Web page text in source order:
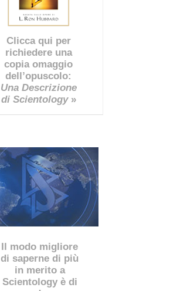
Clicca qui per
richiedere una
copia omaggio
dell’opuscolo:
Una Descrizione
di Scientology»
Il modo migliore
di saperne di più
in merito a
Scientology è di